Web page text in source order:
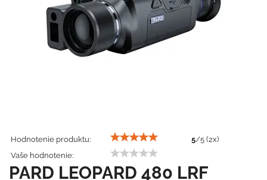
Hodnotenie produktu: 5/5 (2x)
Vaše hodnotenie:
PARD LEOPARD 480 LRF